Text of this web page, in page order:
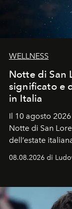
WELLNESS
Notte di San
significato e
in Italia
Il 10 agosto
Notte di San
dell’estate
Sarà il
celeste per
all’universo i
08.08.2026 di